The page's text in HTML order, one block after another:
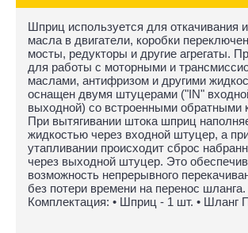
Шприц используется для откачивания и
масла в двигатели, коробки
мосты, редукторы и другие агрегаты.
для работы с моторными и
маслами, антифризом и другими
оснащен двумя штуцерами ("IN"
выходной) со встроенными обратными
При вытягивании штока шприц
жидкостью через входной штуцер, а
утапливании происходит сброс
через выходной штуцер. Это
возможность непрерывного
без потери времени на перенос шланга.
Комплектация: • Шприц - 1 шт. • Шланг